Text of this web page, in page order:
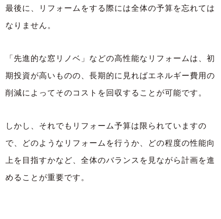
最後に、リフォームをする際には全体の予算を忘れては
なりません。
「先進的な窓リノベ」などの高性能なリフォームは、初
期投資が高いものの、長期的に見ればエネルギー費用の
削減によってそのコストを回収することが可能です。
しかし、それでもリフォーム予算は限られていますの
で、どのようなリフォームを行うか、どの程度の性能向
上を目指すかなど、全体のバランスを見ながら計画を進
めることが重要です。